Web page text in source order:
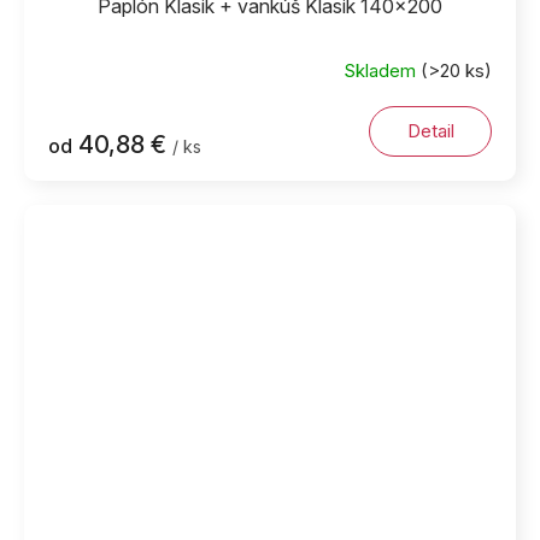
Paplón Klasik + vankúš Klasik 140x200
Skladem (>20 ks)
od 40,88 € / ks
Detail